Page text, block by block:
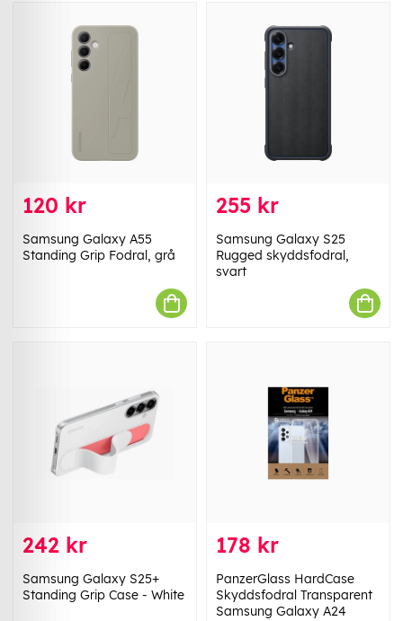
120 kr
Samsung Galaxy A55
Standing Grip Fodral, grå
255 kr
Samsung Galaxy S25
Rugged skyddsfodral,
svart
242 kr
Samsung Galaxy S25+
Standing Grip Case - White
178 kr
PanzerGlass HardCase
Skyddsfodral Transparent
Samsung Galaxy A24